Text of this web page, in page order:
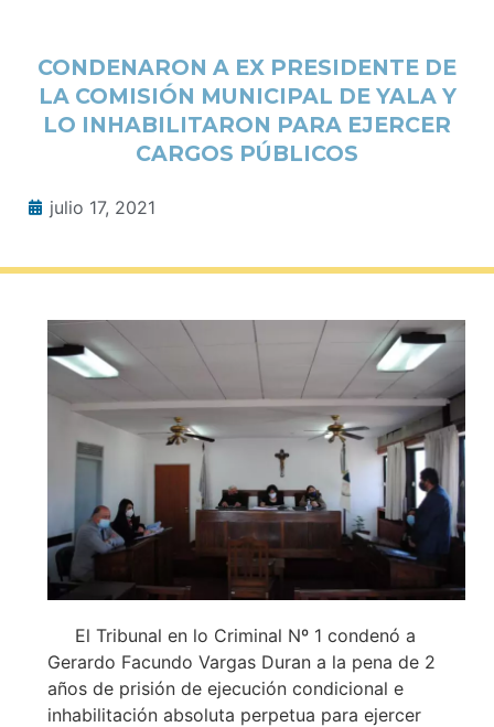
CONDENARON A EX PRESIDENTE DE
LA COMISIÓN MUNICIPAL DE YALA Y
LO INHABILITARON PARA EJERCER
CARGOS PÚBLICOS
julio 17, 2021
El Tribunal en lo Criminal Nº 1 condenó a
Gerardo Facundo Vargas Duran a la pena de 2
años de prisión de ejecución condicional e
inhabilitación absoluta perpetua para ejercer